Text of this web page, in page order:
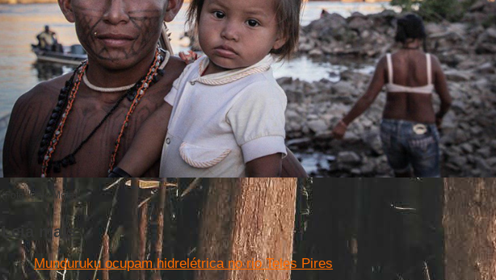
(Foto: Caio Mota)
Leia mais
Munduruku ocupam hidrelétrica no rio Teles Pires